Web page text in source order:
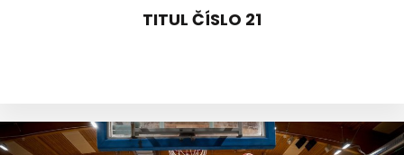
TITUL ČÍSLO 21